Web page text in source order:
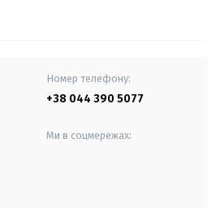
Номер телефону:
+38 044 390 5077
Ми в соцмережах: